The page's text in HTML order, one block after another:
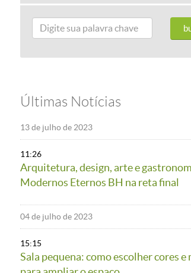
Últimas Notícias
13 de julho de 2023
11:26
Arquitetura, design, arte e
Modernos Eternos BH na reta final
04 de julho de 2023
15:15
Sala pequena: como escolher cores e